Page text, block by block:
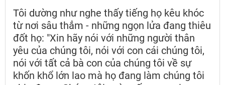
Tôi dường như nghe thấy tiếng họ kêu khóc
từ nơi sâu thẳm - những ngọn lửa đang thiêu
đốt họ: "Xin hãy nói với những người thân
yêu của chúng tôi, nói với con cái chúng tôi,
nói với tất cả bà con của chúng tôi về sự
khốn khổ lớn lao mà họ đang làm chúng tôi